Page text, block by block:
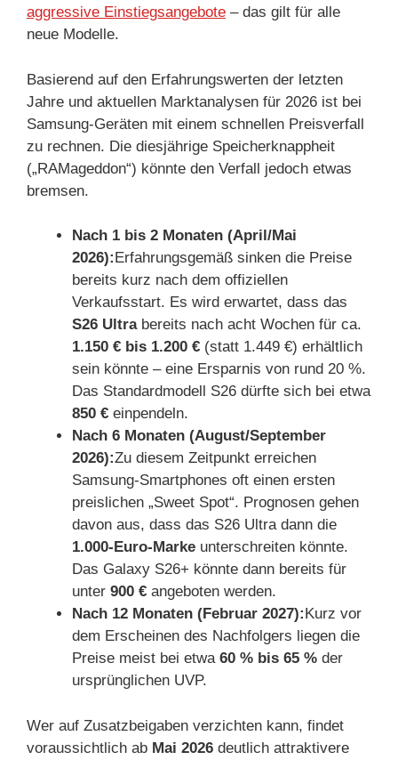
aggressive Einstiegsangebote – das gilt für alle
neue Modelle.
Basierend auf den Erfahrungswerten der letzten
Jahre und aktuellen Marktanalysen für 2026 ist bei
Samsung-Geräten mit einem schnellen Preisverfall
zu rechnen. Die diesjährige Speicherknappheit
(„RAMageddon“) könnte den Verfall jedoch etwas
bremsen.
Nach 1 bis 2 Monaten (April/Mai
2026): Erfahrungsgemäß sinken die Preise
bereits kurz nach dem offiziellen
Verkaufsstart. Es wird erwartet, dass das
S26 Ultrabereits nach acht Wochen für ca.
1.150 € bis 1.200 € (statt 1.449 €) erhältlich
sein könnte – eine Ersparnis von rund 20 %.
Das Standardmodell S26 dürfte sich bei etwa
850 € einpendeln.
Nach 6 Monaten (August/September
2026):Zu diesem Zeitpunkt erreichen
Samsung-Smartphones oft einen ersten
preislichen „Sweet Spot“. Prognosen gehen
davon aus, dass das S26 Ultra dann die
1.000-Euro-Marke unterschreiten könnte.
Das Galaxy S26+ könnte dann bereits für
unter 900 € angeboten werden.
Nach 12 Monaten (Februar 2027): Kurz vor
dem Erscheinen des Nachfolgers liegen die
Preise meist bei etwa 60 % bis 65 % der
ursprünglichen UVP.
Wer auf Zusatzbeigaben verzichten kann, findet
voraussichtlich ab Mai 2026 deutlich attraktivere